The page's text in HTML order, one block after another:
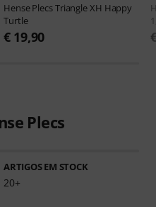
Hense PlecsTriangle XH Happy
Turtle
€ 19,90
Plecs
ARTIGOS EM STOCK
20+